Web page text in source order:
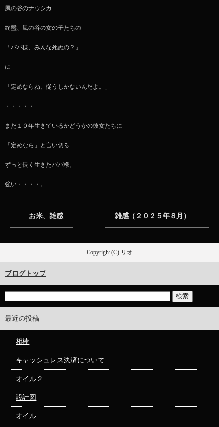
風の谷のナウシカ
終盤、風の谷の女の子たちの
「ババ様、みんな死ぬの？」
に
「定めならね、従うしかないんだよ。」
・・・・・
まだ１０年生きているかどうかの彼女たちに
「定めなら」と言い切る
ずっと長く生きたババ様。
強い・・・・。
← お米、雑感 雑感（２０２５年８月） →
Copyright (C) リオ
ブログトップ
最近の投稿
相棒
キャッシュレス決済について
オイル２
設計図
オイル